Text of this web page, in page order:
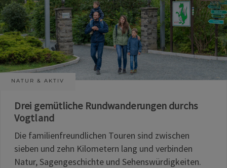
NATUR & AKTIV
Drei gemütliche Rundwanderungen durchs
Vogtland
Die familienfreundlichen Touren sind zwischen
sieben und zehn Kilometern lang und verbinden
Natur, Sagengeschichte und Sehenswürdigkeiten.